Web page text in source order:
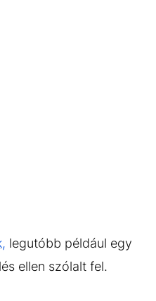
legutóbb például egy
ellen szólalt fel.